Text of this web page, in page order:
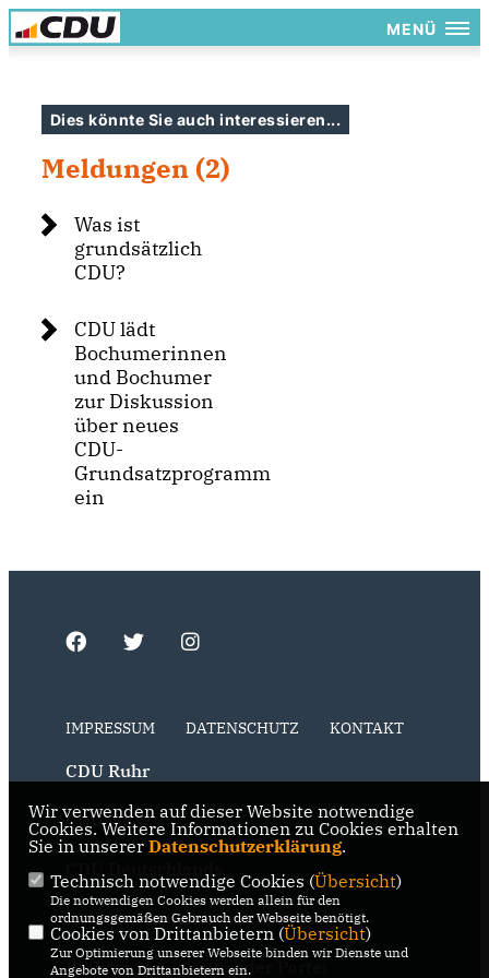
MENÜ
Dies könnte Sie auch interessieren...
Meldungen (2)
Was ist
grundsätzlich
CDU?
CDU lädt
Bochumerinnen
und Bochumer
zur Diskussion
über neues
CDU-
Grundsatzprogramm
ein
IMPRESSUM DATENSCHUTZ KONTAKT
CDU Ruhr
CDU NRW
CDU Deutschlands
RSS der Neuigkeiten der Fraktion
RSS der Neuigkeiten der Partei
Wir verwenden auf dieser Website notwendige
Cookies. Weitere Informationen zu Cookies erhalten
Sie in unserer Datenschutzerklärung.
Technisch notwendige Cookies (Übersicht)
Die notwendigen Cookies werden allein für den
ordnungsgemäßen Gebrauch der Webseite benötigt.
Cookies von Drittanbietern (Übersicht)
Zur Optimierung unserer Webseite binden wir Dienste und
Angebote von Drittanbietern ein.